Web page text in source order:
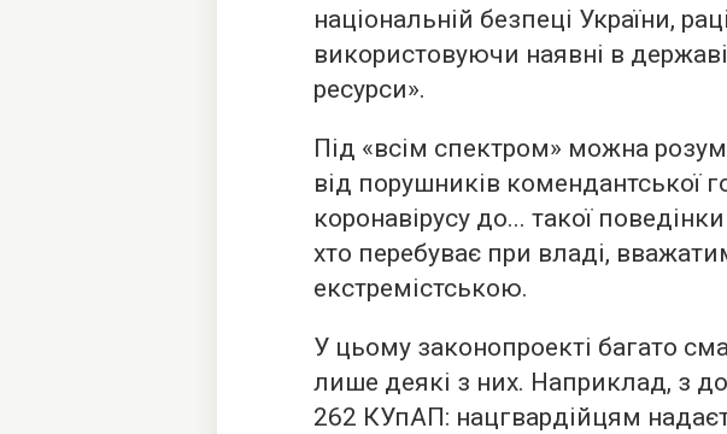
національній безпеці України,
використовуючи наявні в
ресурси».
Під «всім спектром» можна
від порушників комендантської
коронавірусу до... такої
хто перебуває при владі,
екстремістською.
У цьому законопроекті багато
лише деякі з них. Наприклад, з
262 КУпАП: нацгвардійцям